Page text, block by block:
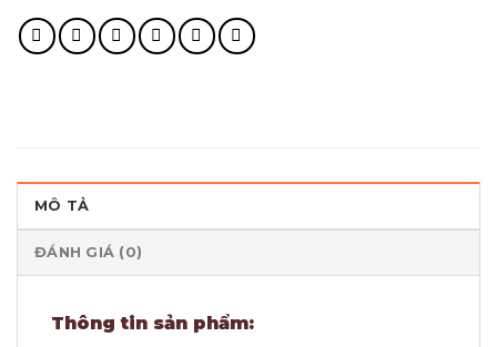
MÔ TẢ
ĐÁNH GIÁ (0)
Thông tin sản phẩm: